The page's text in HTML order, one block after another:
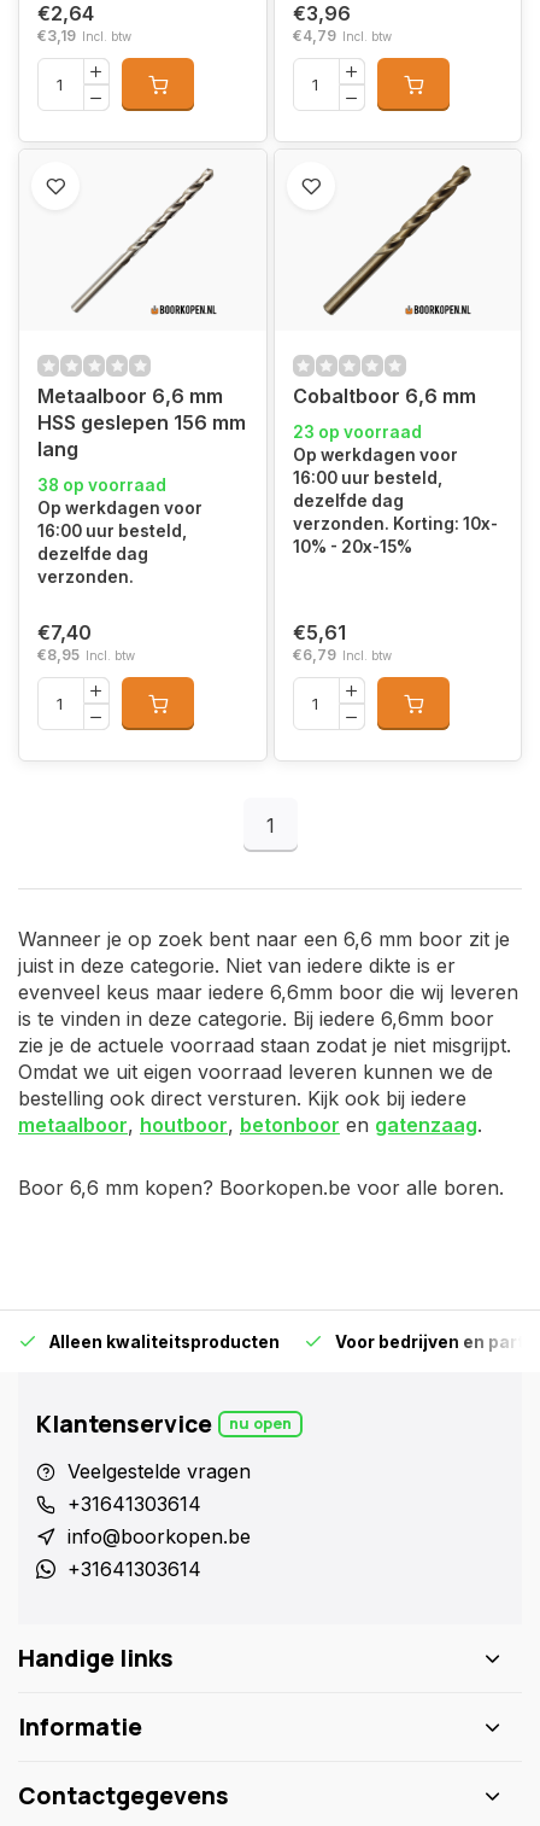
€2,64
€3,19 Incl. btw
€3,96
€4,79 Incl. btw
Metaalboor 6,6 mm
HSS geslepen 156 mm
lang
38 op voorraad
Op werkdagen voor
16:00 uur besteld,
dezelfde dag
verzonden.
€7,40
€8,95 Incl. btw
Cobaltboor 6,6 mm
23 op voorraad
Op werkdagen voor
16:00 uur besteld,
dezelfde dag
verzonden. Korting: 10x-
10% - 20x-15%
€5,61
€6,79 Incl. btw
1
Wanneer je op zoek bent naar een 6,6 mm boor zit je
juist in deze categorie. Niet van iedere dikte is er
evenveel keus maar iedere 6,6mm boor die wij leveren
is te vinden in deze categorie. Bij iedere 6,6mm boor
zie je de actuele voorraad staan zodat je niet misgrijpt.
Omdat we uit eigen voorraad leveren kunnen we de
bestelling ook direct versturen. Kijk ook bij iedere
metaalboor, houtboor, betonboor en gatenzaag.
Boor 6,6 mm kopen? Boorkopen.be voor alle boren.
Alleen kwaliteitsproducten Voor bedrijven en
Klantenservice nu open
Veelgestelde vragen
+31641303614
info@boorkopen.be
+31641303614
Handige links
Informatie
Contactgegevens